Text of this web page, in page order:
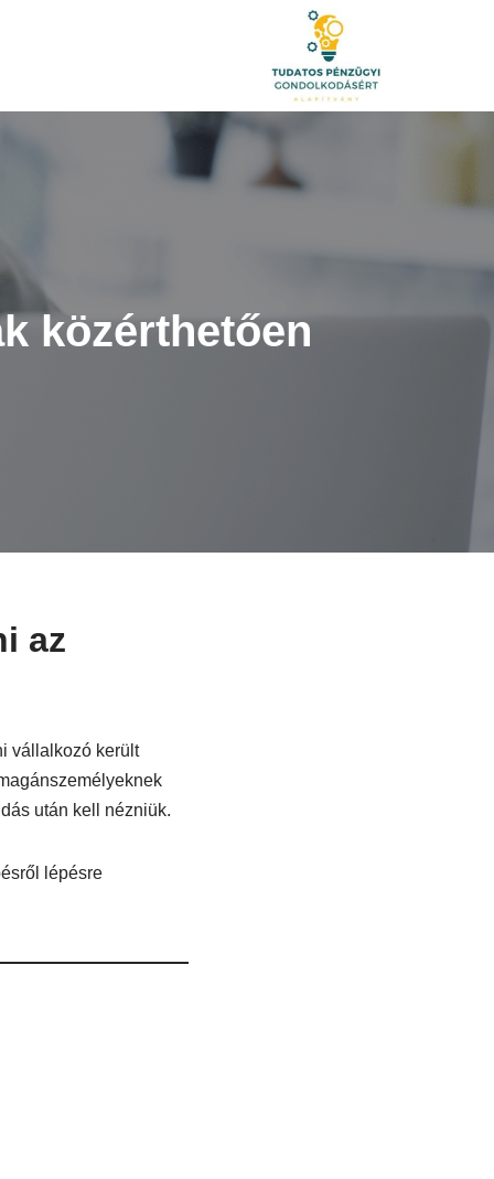
közérthetően
az
vállalkozó került
után kell nézniük.
lépésre